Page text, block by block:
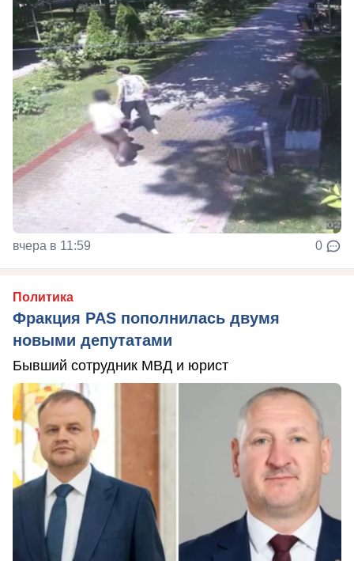
вчера в 11:59 0
Политика
Фракция PAS пополнилась двумя
новыми депутатами
Бывший сотрудник МВД и юрист